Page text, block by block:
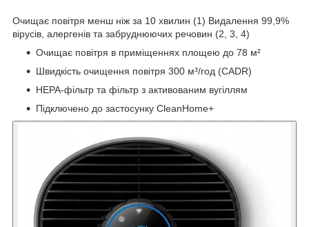
Очищає повітря менш ніж за 10 хвилин (1) Видалення 99,9%
вірусів, алергенів та забруднюючих речовин (2, 3, 4)
Очищає повітря в приміщеннях площею до 78 м²
Швидкість очищення повітря 300 м³/год (CADR)
HEPA-фільтр та фільтр з активованим вугіллям
Підключено до застосунку CleanHome+